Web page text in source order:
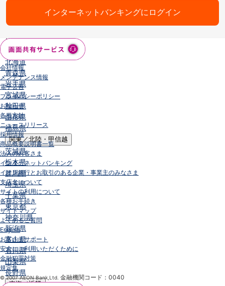
金利
キャンペーン
店舗・ATM
店舗
北海道・東北
北海道
青森県
岩手県
宮城県
秋田県
山形県
福島県
関東／北陸・甲信越
茨城県
栃木県
群馬県
埼玉県
千葉県
東京都
神奈川県
新潟県
富山県
石川県
山梨県
長野県
東海／近畿
インターネットバンキングにログイン
会社情報
メンテナンス情報
電子公告
プライバシーポリシー
お知らせ
各種方針
ニュースリリース
採用情報
商品概要説明書一覧
法人のお客さま
インターネットバンキング
イオン銀行とお取引のある企業・事業主のみなさま
支店名について
サイトの利用について
各種お手続き
サイトマップ
よくあるご質問
English
お客さまサポート
安全にご利用いただくために
金融犯罪対策
規定集
© 2007 AEON Bank,Ltd. 金融機関コード：0040